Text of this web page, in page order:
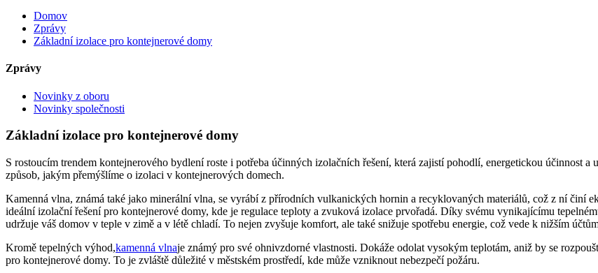
Domov
Zprávy
Základní izolace pro kontejnerové domy
Zprávy
Novinky z oboru
Novinky společnosti
Základní izolace pro kontejnerové domy
S rostoucím trendem kontejnerového bydlení roste i potřeba účinných izolačních řešení, která zajistí pohodlí, energetickou účinnost
způsob, jakým přemýšlíme o izolaci v kontejnerových domech.
Kamenná vlna, známá také jako minerální vlna, se vyrábí z přírodních vulkanických hornin a recyklovaných materiálů, což z ní činí
ideální izolační řešení pro kontejnerové domy, kde je regulace teploty a zvuková izolace prvořadá. Díky svému vynikajícímu
udržuje váš domov v teple v zimě a v létě chladí. To nejen zvyšuje komfort, ale také snižuje spotřebu energie, což vede k nižším
Kromě tepelných výhod,kamenná vlnaje známý pro své ohnivzdorné vlastnosti. Dokáže odolat vysokým teplotám, aniž by se
pro kontejnerové domy. To je zvláště důležité v městském prostředí, kde může vzniknout nebezpečí požáru.